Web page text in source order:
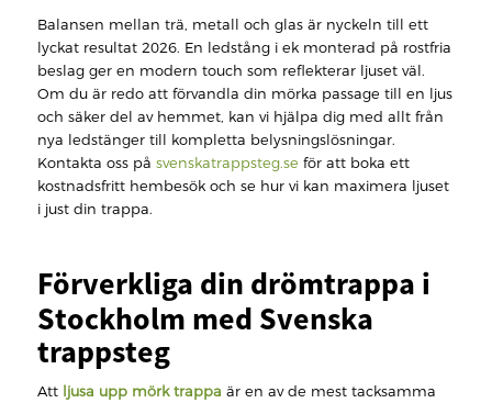
Balansen mellan trä, metall och glas är nyckeln till ett
lyckat resultat 2026. En ledstång i ek monterad på rostfria
beslag ger en modern touch som reflekterar ljuset väl.
Om du är redo att förvandla din mörka passage till en ljus
och säker del av hemmet, kan vi hjälpa dig med allt från
nya ledstänger till kompletta belysningslösningar.
Kontakta oss på svenskatrappsteg.se för att boka ett
kostnadsfritt hembesök och se hur vi kan maximera ljuset
i just din trappa.
Förverkliga din drömtrappa i
Stockholm med Svenska
trappsteg
Att ljusa upp mörk trappa är en av de mest tacksamma